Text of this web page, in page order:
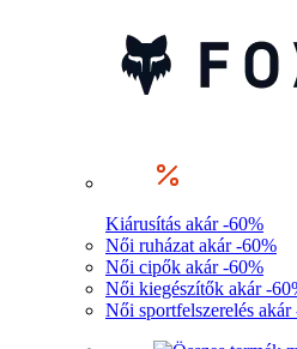
Kiárusítás akár -60%
Női ruházat akár -60%
Női cipők akár -60%
Női kiegészítők akár -
Női sportfelszerelés akár